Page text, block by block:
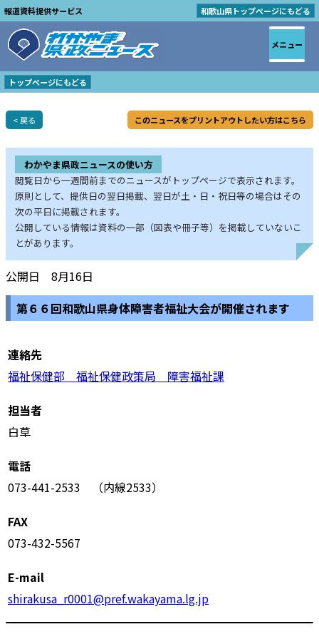
報道資料提供サービス 和歌山県トップページにもどる
トップページにもどる
< 戻る このニュースをプリントアウトしたい方はこちら
わかやま県政ニュースの使い方
閲覧日から一週間前までのニュースがトップページで表示されます。
原則として、提供日の翌日掲載、翌日が土・日・祝日等の場合はその
次の平日に掲載されます。
公開している情報は資料の一部（図表や冊子等）を掲載していないこ
とがあります。
公開日 8月16日
第６６回和歌山県身体障害者福祉大会が開催されます
連絡先
福祉保健部 福祉保健政策局 障害福祉課
担当者
白草
電話
073-441-2533 （内線2533）
FAX
073-432-5567
E-mail
shirakusa_r0001@pref.wakayama.lg.jp
メニュー